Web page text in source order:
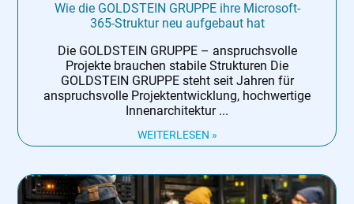
Wie die GOLDSTEIN GRUPPE ihre Microsoft-
365-Struktur neu aufgebaut hat
Die GOLDSTEIN GRUPPE – anspruchsvolle
Projekte brauchen stabile Strukturen Die
GOLDSTEIN GRUPPE steht seit Jahren für
anspruchsvolle Projektentwicklung, hochwertige
Innenarchitektur
WEITERLESEN »